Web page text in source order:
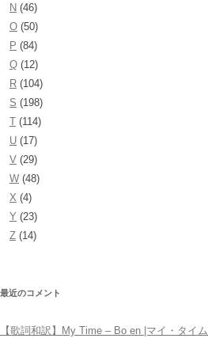
N (46)
O (50)
P (84)
Q (12)
R (104)
S (198)
T (114)
U (17)
V (29)
W (48)
X (4)
Y (23)
Z (14)
最近のコメント
【歌詞和訳】My Time – Bo en |マイ・タイ